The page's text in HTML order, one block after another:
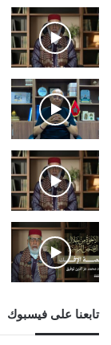
تابعنا على فيسبوك